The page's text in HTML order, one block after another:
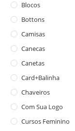
Blocos
Bottons
Camisas
Canecas
Canetas
Card+Balinha
Chaveiros
Com Sua Logo
Cursos Feminino